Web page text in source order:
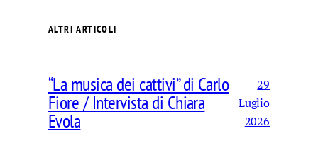
ALTRI ARTICOLI
“La musica dei cattivi” di Carlo
Fiore / Intervista di Chiara
Evola
29
Luglio
2026